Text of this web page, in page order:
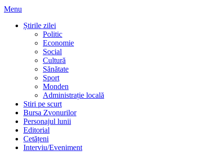
Menu
Știrile zilei
Politic
Economie
Social
Cultură
Sănătate
Sport
Monden
Administrație locală
Stiri pe scurt
Bursa Zvonurilor
Personajul lunii
Editorial
Cetățeni
Interviu/Eveniment